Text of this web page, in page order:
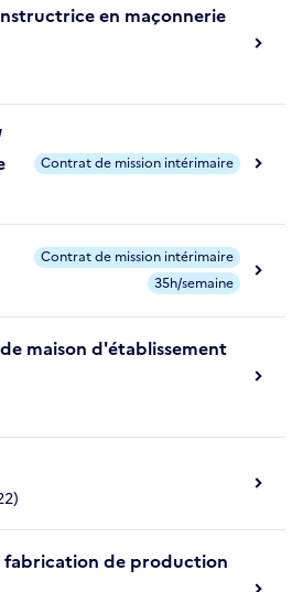
en maçonnerie
Contrat de mission intérimaire
Contrat de mission intérimaire
35h/semaine
maison d'établissement
fabrication de production